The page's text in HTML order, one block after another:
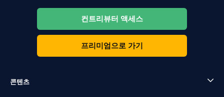
컨트리뷰터 액세스
프리미엄으로 가기
콘텐츠